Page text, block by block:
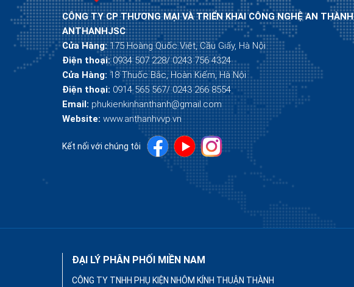
CÔNG TY CP THƯƠNG MẠI VÀ TRIỂN KHAI CÔNG NGHỆ AN THÀNH
ANTHANHJSC
Cửa Hàng:175 Hoàng Quốc Việt, Cầu Giấy, Hà Nội
Điện thoại:0934 507 228/ 0243 756 4324
Cửa Hàng: 18 Thuốc Bắc, Hoàn Kiếm, Hà Nội
Điện thoại: 0914 565 567/ 0243 266 8554
Email: phukienkinhanthanh@gmail.com
Website: www.anthanhvvp.vn
Kết nối với chúng tôi
ĐẠI LÝ PHÂN PHỐI MIỀN NAM
CÔNG TY TNHH PHỤ KIỆN NHÔM KÍNH THUẬN THÀNH